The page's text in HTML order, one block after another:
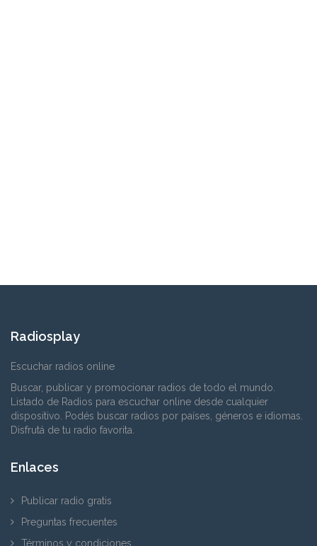
Radiosplay
Escuchar radios online
Buscar, publicar y promocionar radios de todo el mundo.
Listado de Radios para escuchar online desde cualquier
dispositivo. Podés buscar radios por países, géneros e idiomas.
Disfrutá de tu radio favorita.
Enlaces
Publicar radio gratis
Preguntas frecuentes
Términos y condiciones